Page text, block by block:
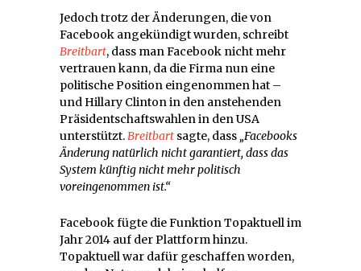
Jedoch trotz der Änderungen, die von
Facebook angekündigt wurden, schreibt
Breitbart, dass man Facebook nicht mehr
vertrauen kann, da die Firma nun eine
politische Position eingenommen hat –
und Hillary Clinton in den anstehenden
Präsidentschaftswahlen in den USA
unterstützt.Breitbart sagte, dass„Facebooks
Änderung natürlich nicht garantiert, dass das
System künftig nicht mehr politisch
voreingenommen ist.“
Facebook fügte die Funktion Topaktuell im
Jahr 2014 auf der Plattform hinzu.
Topaktuell war dafür geschaffen worden,